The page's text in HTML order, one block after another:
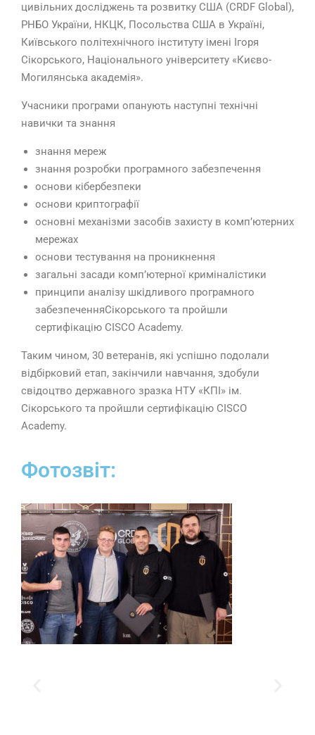
цивільних досліджень та розвитку США (CRDF Global),
РНБО України, НКЦК, Посольства США в Україні,
Київського політехнічного інституту імені Ігоря
Сікорського, Національного університету «Києво-
Могилянська академія».
Учасники програми опанують наступні технічні
навички та знання
знання мереж
знання розробки програмного забезпечення
основи кібербезпеки
основи криптографії
основні механізми засобів захисту в комп’ютерних
мережах
основи тестування на проникнення
загальні засади комп’ютерної криміналістики
принципи аналізу шкідливого програмного
забезпеченняСікорського та пройшли
сертифікацію CISCO Academy.
Таким чином, 30 ветеранів, які успішно подолали
відбірковий етап, закінчили навчання, здобули
свідоцтво державного зразка НТУ «КПІ» ім.
Сікорського та пройшли сертифікацію CISCO
Academy.
Фотозвіт: